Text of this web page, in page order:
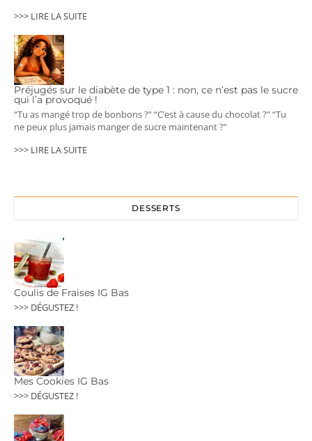
>>> LIRE LA SUITE
Préjugés sur le diabète de type 1 : non, ce n’est pas le sucre
qui l’a provoqué !
“Tu as mangé trop de bonbons ?” “C’est à cause du chocolat ?” “Tu
ne peux plus jamais manger de sucre maintenant ?”
>>> LIRE LA SUITE
DESSERTS
Coulis de Fraises IG Bas
>>> DÉGUSTEZ !
Mes Cookies IG Bas
>>> DÉGUSTEZ !